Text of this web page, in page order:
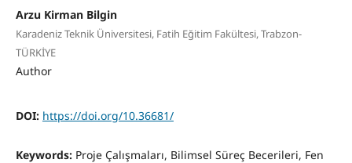
Arzu Kirman Bilgin
Karadeniz Teknik Üniversitesi, Fatih Eğitim Fakültesi, Trabzon-
TÜRKİYE
Author
DOI: https://doi.org/10.36681/
Keywords: Proje Çalışmaları, Bilimsel Süreç Becerileri, Fen